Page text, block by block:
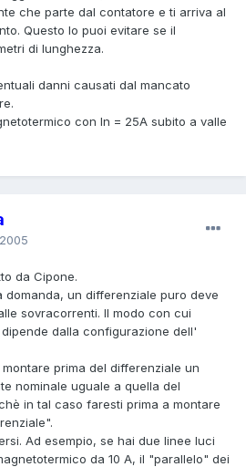
che parte dal contatore e ti arriva al
Questo lo puoi evitare se il
di lunghezza.
danni causati dal mancato
con In = 25A subito a valle
da Cipone.
domanda, un differenziale puro deve
sovracorrenti. Il modo con cui
dalla configurazione dell'
prima del differenziale un
nominale uguale a quella del
in tal caso faresti prima a montare
Ad esempio, se hai due linee luci
da 10 A, il "parallelo" dei